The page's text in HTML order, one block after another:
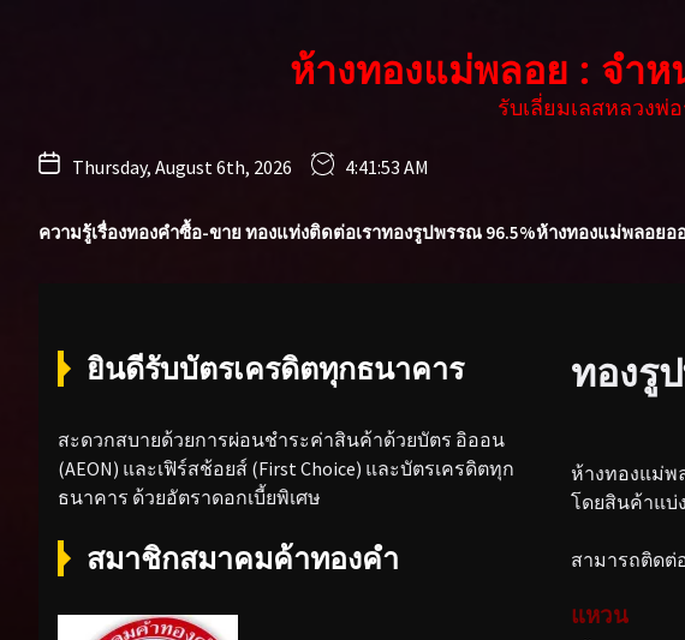
ห้างทองแม่พลอย : จำห
รับเลี่ยมเลสหลวงพ่
Thursday, August 6th, 2026 4:41:55 AM
ความรู้เรื่องทองคำซื้อ-ขาย ทองแท่งติดต่อเราทองรูปพรรณ 96.5%ห้างทองแม่พลอยอ
ทองรู
ห้างทองแม่พ
โดยสินค้าแบ่
สามารถติดต่
แหวน
ยินดีรับบัตรเครดิตทุกธนาคาร
สะดวกสบายด้วยการผ่อนชำระค่าสินค้าด้วยบัตร อิออน
(AEON) และเฟิร์สช้อยส์ (First Choice) และบัตรเครดิตทุก
ธนาคาร ด้วยอัตราดอกเบี้ยพิเศษ
สมาชิกสมาคมค้าทองคำ